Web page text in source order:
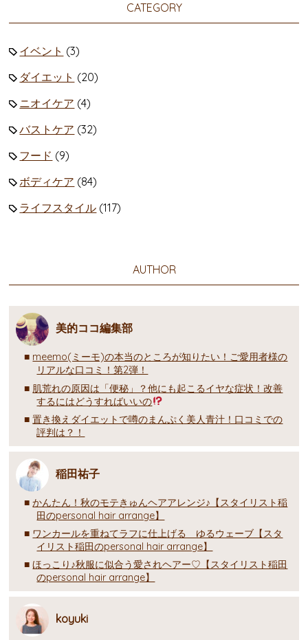
CATEGORY
イベント (3)
ダイエット (20)
ニオイケア (4)
バストケア (32)
フード (9)
ボディケア (84)
ライフスタイル (117)
AUTHOR
美的ココ編集部
meemo(ミーモ)の本当のところが知りたい！ご愛用者様の
リアルな口コミ！第2弾！
肌荒れの原因は「便秘」？他にも起こるイヤな症状！改善
するにはどうすればいいの
置き換えダイエットで噂のまんぷく美人青汁！口コミでの
評判は？！
稲田祐子
かんたん！秋のモテきゅんヘアアレンジ♪【スタイリスト稲
田のpersonal hair arrange】
ワンカールを重ねてラフに仕上げる ゆるウェーブ【スタ
イリスト稲田のpersonal hair arrange】
ほっこり♪秋服に似合う愛されヘアー♡【スタイリスト稲田
のpersonal hair arrange】
koyuki